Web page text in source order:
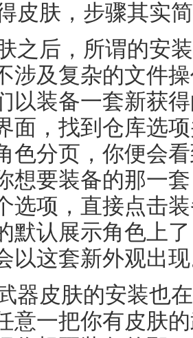
皮肤，步骤其实
之后，所谓的安
涉及复杂的文件
以装备一套新获
面，找到仓库选
色分页，你便会
想要装备的那一
选项，直接点击
默认展示角色上
以这套新外观出
器皮肤的安装也
意一把你有皮肤